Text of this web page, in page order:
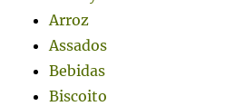
Arroz
Assados
Bebidas
Biscoito